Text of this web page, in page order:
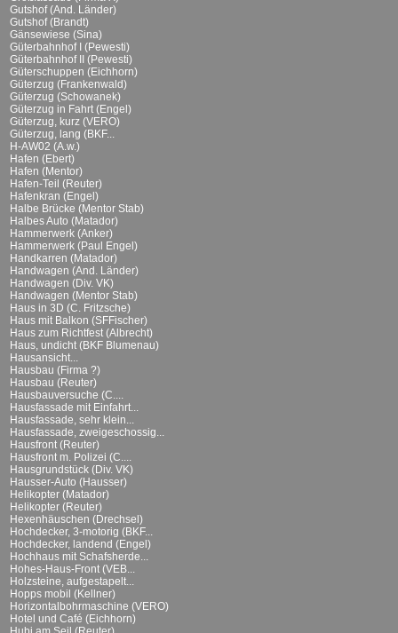
Gutshof (And. Länder)
Gutshof (Brandt)
Gänsewiese (Sina)
Güterbahnhof I (Pewesti)
Güterbahnhof II (Pewesti)
Güterschuppen (Eichhorn)
Güterzug (Frankenwald)
Güterzug (Schowanek)
Güterzug in Fahrt (Engel)
Güterzug, kurz (VERO)
Güterzug, lang (BKF...
H-AW02 (A.w.)
Hafen (Ebert)
Hafen (Mentor)
Hafen-Teil (Reuter)
Hafenkran (Engel)
Halbe Brücke (Mentor Stab)
Halbes Auto (Matador)
Hammerwerk (Anker)
Hammerwerk (Paul Engel)
Handkarren (Matador)
Handwagen (And. Länder)
Handwagen (Div. VK)
Handwagen (Mentor Stab)
Haus in 3D (C. Fritzsche)
Haus mit Balkon (SFFischer)
Haus zum Richtfest (Albrecht)
Haus, undicht (BKF Blumenau)
Hausansicht...
Hausbau (Firma ?)
Hausbau (Reuter)
Hausbauversuche (C....
Hausfassade mit Einfahrt...
Hausfassade, sehr klein...
Hausfassade, zweigeschossig...
Hausfront (Reuter)
Hausfront m. Polizei (C....
Hausgrundstück (Div. VK)
Hausser-Auto (Hausser)
Helikopter (Matador)
Helikopter (Reuter)
Hexenhäuschen (Drechsel)
Hochdecker, 3-motorig (BKF...
Hochdecker, landend (Engel)
Hochhaus mit Schafsherde...
Hohes-Haus-Front (VEB...
Holzsteine, aufgestapelt...
Hopps mobil (Kellner)
Horizontalbohrmaschine (VERO)
Hotel und Café (Eichhorn)